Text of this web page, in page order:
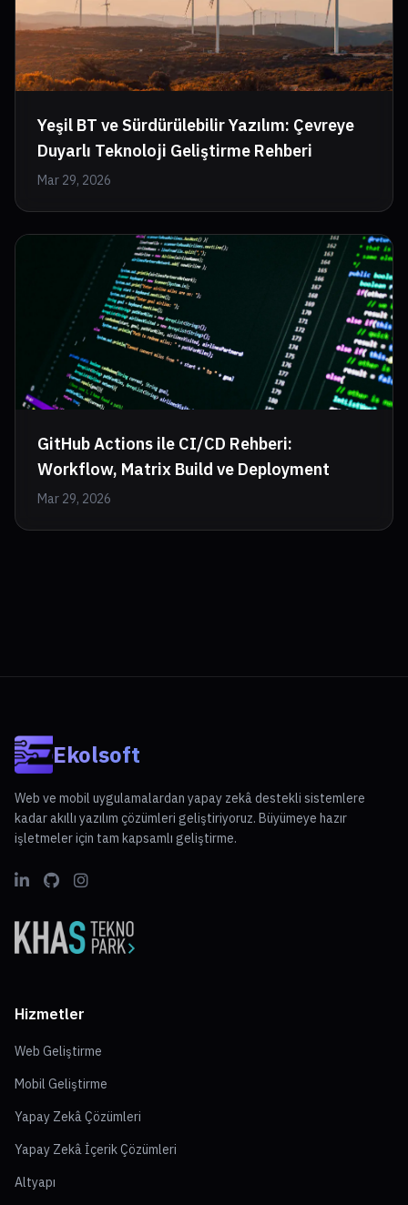
Yeşil BT ve Sürdürülebilir Yazılım: Çevreye
Duyarlı Teknoloji Geliştirme Rehberi
Mar 29, 2026
GitHub Actions ile CI/CD Rehberi:
Workflow, Matrix Build ve Deployment
Mar 29, 2026
Ekolsoft
Web ve mobil uygulamalardan yapay zekâ destekli sistemlere
kadar akıllı yazılım çözümleri geliştiriyoruz. Büyümeye hazır
işletmeler için tam kapsamlı geliştirme.
Hizmetler
Web Geliştirme
Mobil Geliştirme
Yapay Zekâ Çözümleri
Yapay Zekâ İçerik Çözümleri
Altyapı